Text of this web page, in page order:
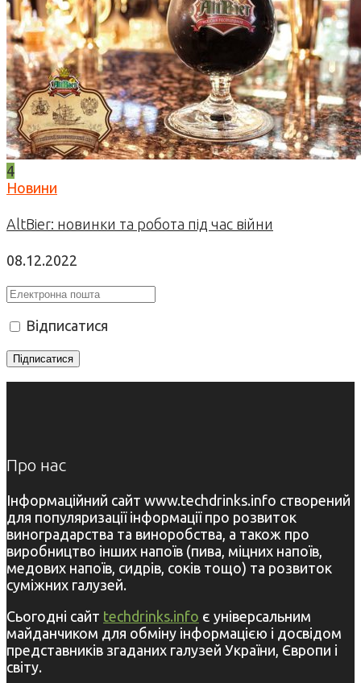
4
Новини
AltBier: новинки та робота під час війни
08.12.2022
Відписатися
Про нас
Інформаційний сайт www.techdrinks.info створений
для популяризації інформації про розвиток
виноградарства та виноробства, а також про
виробництво інших напоїв (пива, міцних напоїв,
медових напоїв, сидрів, соків тощо) та розвиток
суміжних галузей.
Сьогодні сайт techdrinks.info є універсальним
майданчиком для обміну інформацією і досвідом
представників згаданих галузей України, Європи і
світу.